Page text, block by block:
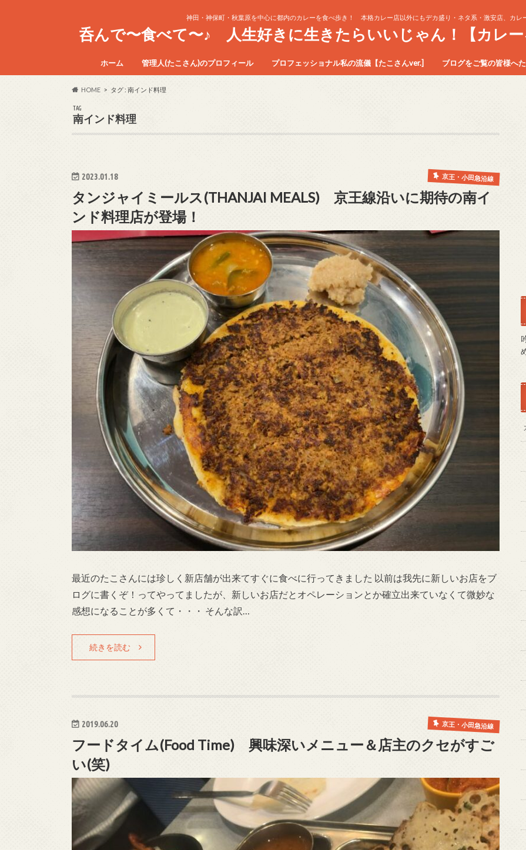
神田・神保町・秋葉原を中心に都内のカレーを食べ歩き！ 本格カレー店以外にもデカ盛り・ネタ系・激安店、カレ
呑んで〜食べて〜♪ 人生好きに生きたらいいじゃん！【カレー
ホーム 管理人(たこさん)のプロフィール プロフェッショナル私の流儀【たこさんver.] ブログをご覧の皆様へ
HOME タグ : 南インド料理
TAG
南インド料理
2023.01.18 京王・小田急沿線
タンジャイミールス(THANJAI MEALS) 京王線沿いに期待の南イ
ンド料理店が登場！
最近のたこさんには珍しく新店舗が出来てすぐに食べに行ってきました 以前は我先に新しいお店をブ
ログに書くぞ！ってやってましたが、新しいお店だとオペレーションとか確立出来ていなくて微妙な
感想になることが多くて・・・ そんな訳…
続きを読む
2019.06.20 京王・小田急沿線
フードタイム(Food Time) 興味深いメニュー＆店主のクセがすご
い(笑)